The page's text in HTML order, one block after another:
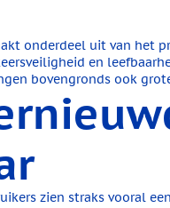
onderdeel uit van het
en
bovengronds ook
zien straks vooral